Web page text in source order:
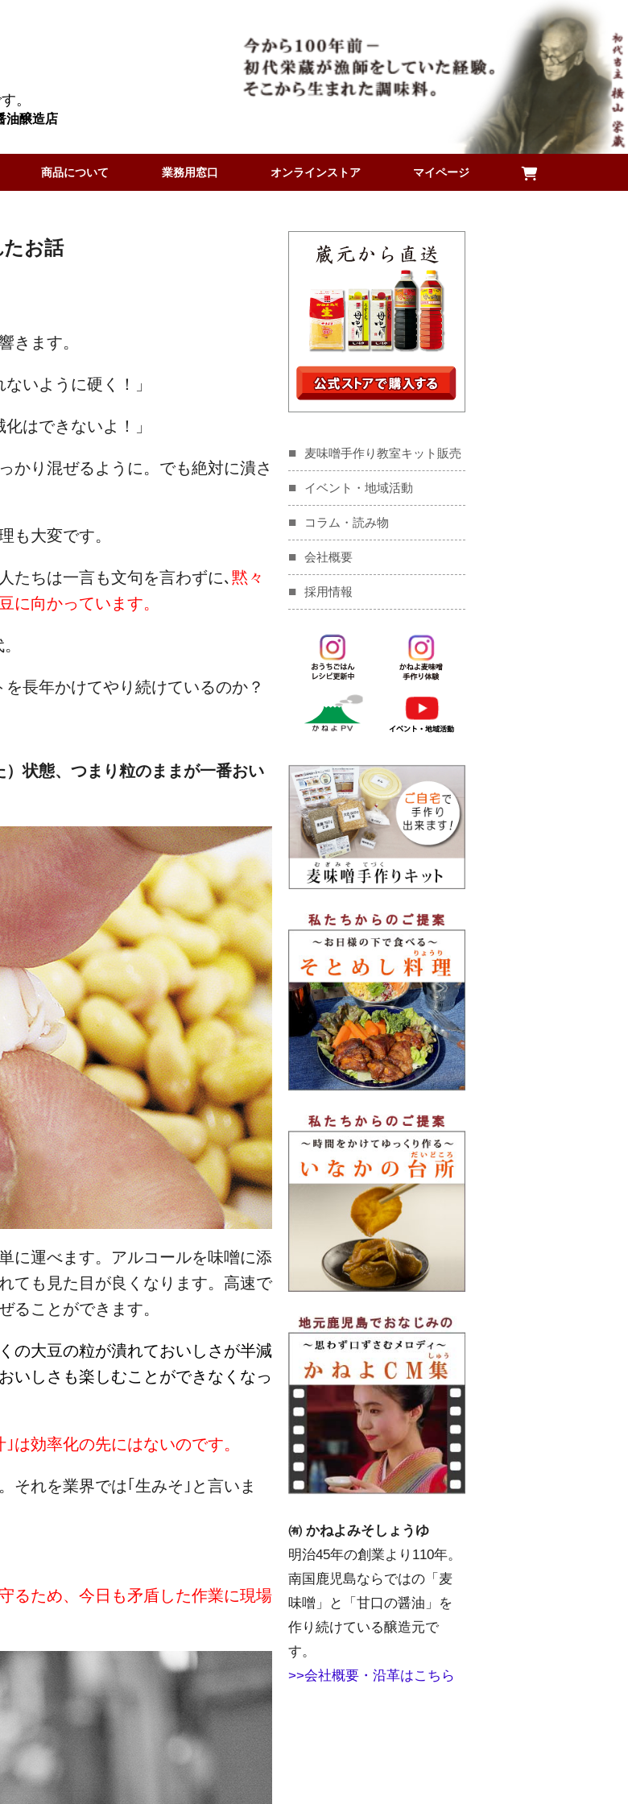
。
油醸造店
商品について 業務用窓口 オンラインストア マイページ
お話
きます。
いように硬く！」
はできないよ！」
かり混ぜるように。でも絶対に潰さ
も大変です。
たちは一言も文句を言わずに､ 黙々
に向かっています。
長年かけてやり続けているのか？
状態、つまり粒のままが一番おい
に運べます。アルコールを味噌に添
ても見た目が良くなります。高速で
ることができます。
の大豆の粒が潰れておいしさが半減
いしさも楽しむことができなくなっ
は効率化の先にはないのです。
それを業界では｢生みそ｣と言いま
るため、今日も矛盾した作業に現場
麦味噌手作り教室キット販売
イベント・地域活動
コラム・読み物
会社概要
採用情報
㈲ かねよみそしょうゆ
明治45年の創業より110年。
南国鹿児島ならではの「麦
味噌」と「甘口の醤油」を
作り続けている醸造元で
す。
>>会社概要・沿革はこちら